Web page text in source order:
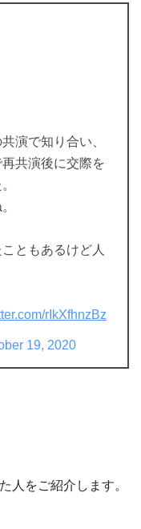
演で知り合い、
共演後に交際を
ともあるけど人
rIkXfhnzBz
19, 2020
人をご紹介します。